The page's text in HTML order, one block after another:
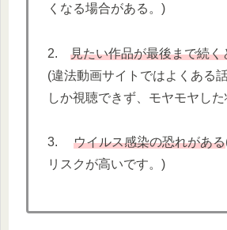
くなる場合がある。)
2. 見たい作品が最後まで続く
(違法動画サイトではよくある
しか視聴できず、モヤモヤし
3. ウイルス感染の恐れがある
リスクが高いです。)